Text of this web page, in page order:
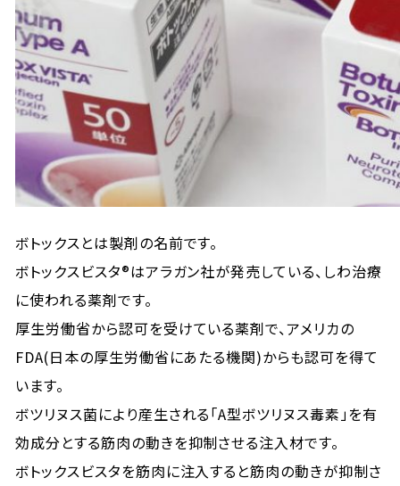
ボトックスとは製剤の名前です。
ボトックスビスタ®はアラガン社が発売している、しわ治療
に使われる薬剤です。
厚生労働省から認可を受けている薬剤で、アメリカの
FDA(日本の厚生労働省にあたる機関)からも認可を得て
います。
ボツリヌス菌により産生される「A型ボツリヌス毒素」を有
効成分とする筋肉の動きを抑制させる注入材です。
ボトックスビスタを筋肉に注入すると筋肉の動きが抑制さ